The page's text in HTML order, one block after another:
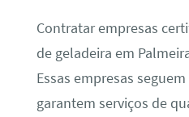
Contratar empresas
de geladeira em
Essas empresas
garantem serviços de